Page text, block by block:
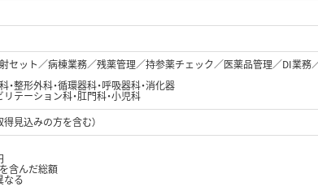
セット／病棟業務／残薬管理／持参薬チェック／医薬品管理／DI業務
・整形外科・循環器科・呼吸器科・消化器
リテーション科・肛門科・小児科
見込みの方を含む）
含んだ総額
なる